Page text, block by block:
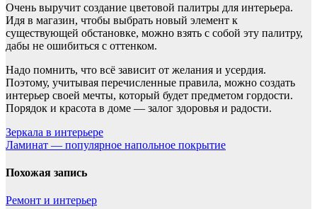
Очень выручит создание цветовой палитры для интерьера.
Идя в магазин, чтобы выбрать новый элемент к
существующей обстановке, можно взять с собой эту палитру,
дабы не ошибиться с оттенком.
Надо помнить, что всё зависит от желания и усердия.
Поэтому, учитывая перечисленные правила, можно создать
интерьер своей мечты, который будет предметом гордости.
Порядок и красота в доме — залог здоровья и радости.
Навигация
по
записям
Зеркала в интерьере
Ламинат — популярное напольное покрытие
Похожая запись
Ремонт и интерьер